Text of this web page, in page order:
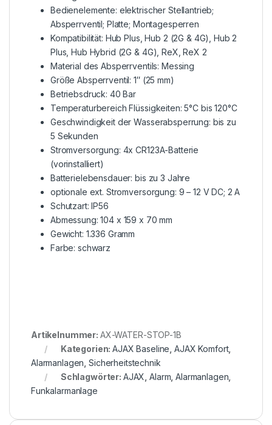
Bedienelemente: elektrischer Stellantrieb;
Absperrventil; Platte; Montagesperren
Kompatibilität: Hub Plus, Hub 2 (2G & 4G), Hub 2
Plus, Hub Hybrid (2G & 4G), ReX, ReX 2
Material des Absperrventils: Messing
Größe Absperrventil: 1″ (25 mm)
Betriebsdruck: 40 Bar
Temperaturbereich Flüssigkeiten: 5°C bis 120°C
Geschwindigkeit der Wasserabsperrung: bis zu
5 Sekunden
Stromversorgung: 4x CR123A-Batterie
(vorinstalliert)
Batterielebensdauer: bis zu 3 Jahre
optionale ext. Stromversorgung: 9 – 12 V DC; 2 A
Schutzart: IP56
Abmessung: 104 x 159 x 70 mm
Gewicht: 1.336 Gramm
Farbe: schwarz
Artikelnummer: AX-WATER-STOP-1B
Kategorien:AJAX Baseline ,AJAX Komfort,
Alarmanlagen ,Sicherheitstechnik
Schlagwörter: AJAX ,Alarm ,Alarmanlagen
Funkalarmanlage